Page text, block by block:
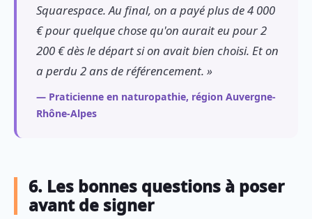
Squarespace. Au final, on a payé plus de 4 000
€ pour quelque chose qu'on aurait eu pour 2
200 € dès le départ si on avait bien choisi. Et on
a perdu 2 ans de référencement. »
— Praticienne en naturopathie, région Auvergne-
Rhône-Alpes
6. Les bonnes questions à poser
avant de signer